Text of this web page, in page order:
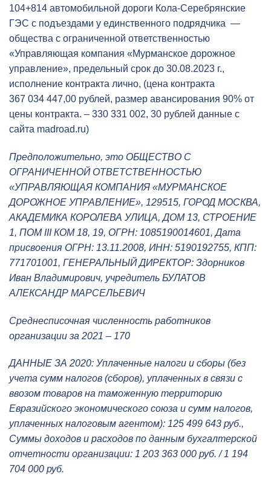
104+814 автомобильной дороги Кола-Серебрянские
ГЭС с подъездами у единственного подрядчика —
общества с ограниченной ответственностью
«Управляющая компания «Мурманское дорожное
управление», предельный срок до 30.08.2023 г.,
исполнение контракта лично, (цена контракта
367 034 447,00 рублей, размер авансирования 90% от
цены контракта. – 330 331 002, 30 рублей данные с
сайта madroad.ru)
Предположительно, это ОБЩЕСТВО С
ОГРАНИЧЕННОЙ ОТВЕТСТВЕННОСТЬЮ
«УПРАВЛЯЮЩАЯ КОМПАНИЯ «МУРМАНСКОЕ
ДОРОЖНОЕ УПРАВЛЕНИЕ», 129515, ГОРОД МОСКВА,
АКАДЕМИКА КОРОЛЕВА УЛИЦА, ДОМ 13, СТРОЕНИЕ
1, ПОМ III КОМ 18, 19, ОГРН: 1085190014601, Дата
присвоения ОГРН: 13.11.2008, ИНН: 5190192755, КПП:
771701001, ГЕНЕРАЛЬНЫЙ ДИРЕКТОР: Здорников
Иван Владимирович, учредитель БУЛАТОВ
АЛЕКСАНДР МАРСЕЛЬЕВИЧ
Среднесписочная численность работников
организации за 2021 – 170
ДАННЫЕ ЗА 2020: Уплаченные налоги и сборы (без
учета сумм налогов (сборов), уплаченных в связи с
ввозом товаров на таможенную территорию
Евразийского экономического союза и сумм налогов,
уплаченных налоговым агентом): 125 499 643 руб.,
Суммы доходов и расходов по данным бухгалтерской
отчетности организации: 1 203 363 000 руб. / 1 194
704 000 руб.